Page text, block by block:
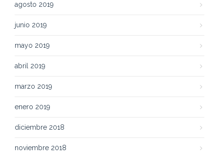
agosto 2019
junio 2019
mayo 2019
abril 2019
marzo 2019
enero 2019
diciembre 2018
noviembre 2018